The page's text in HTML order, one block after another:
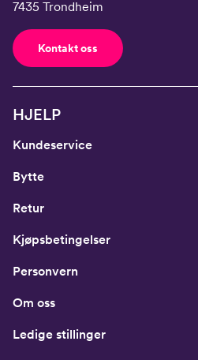
7435 Trondheim
Kontakt oss
HJELP
Kundeservice
Bytte
Retur
Kjøpsbetingelser
Personvern
Om oss
Ledige stillinger